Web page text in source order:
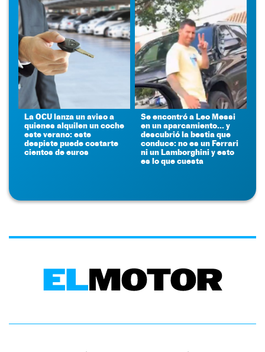
La OCU lanza un aviso a
quienes alquilen un coche
este verano: este
despiste puede costarte
cientos de euros
Se encontró a Leo Messi
en un aparcamiento... y
descubrió la bestia que
conduce: no es un Ferrari
ni un Lamborghini y esto
es lo que cuesta